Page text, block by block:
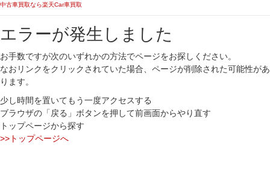
中古車買取なら楽天Car車買取
エラーが発生しました
お手数ですが次のいずれかの方法でページをお探しください。
なおリンクをクリックされていた場合、ページが削除された可能性があ
ります。
少し時間を置いてもう一度アクセスする
ブラウザの「戻る」ボタンを押して前画面からやり直す
トップページから探す
>>トップページへ